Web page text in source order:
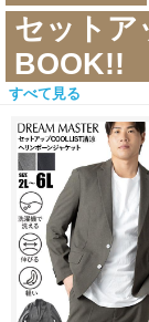
セットア
BOOK!!
すべて見る